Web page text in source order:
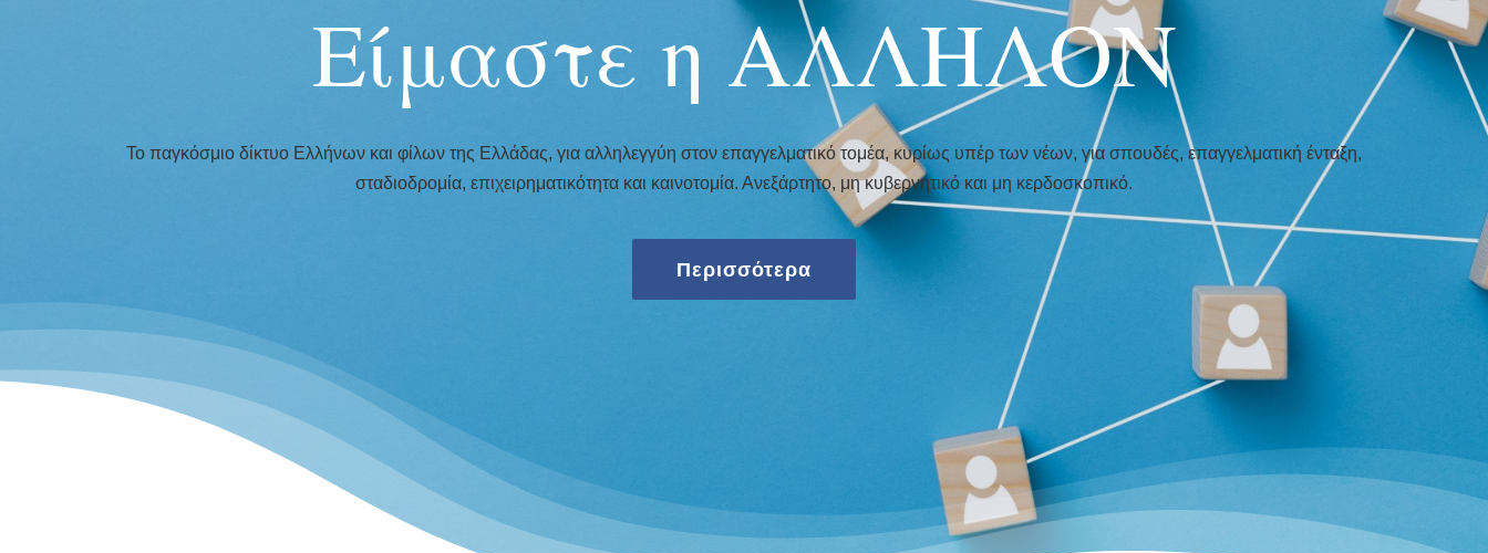
Είμαστε η ΑΛΛΗΛΟΝ
Το παγκόσμιο δίκτυο Ελλήνων και φίλων της Ελλάδας, για αλληλεγγύη στον επαγγελματικό τομέα, κυρίως υπέρ των νέων, για σπουδές, επαγγελματική ένταξη,
σταδιοδρομία, επιχειρηματικότητα και καινοτομία. Ανεξάρτητο, μη κυβερνητικό και μη κερδοσκοπικό.
Περισσότερα